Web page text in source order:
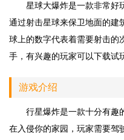
星球大爆炸是一款非常好
通过射击星球来保卫地面的建
球上的数字代表着需要射击的
手，有兴趣的玩家可以下载试
游戏介绍
行星爆炸是一款十分有趣
在入侵你的家园，玩家需要驾